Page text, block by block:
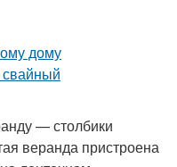
— столбики
веранда пристроена